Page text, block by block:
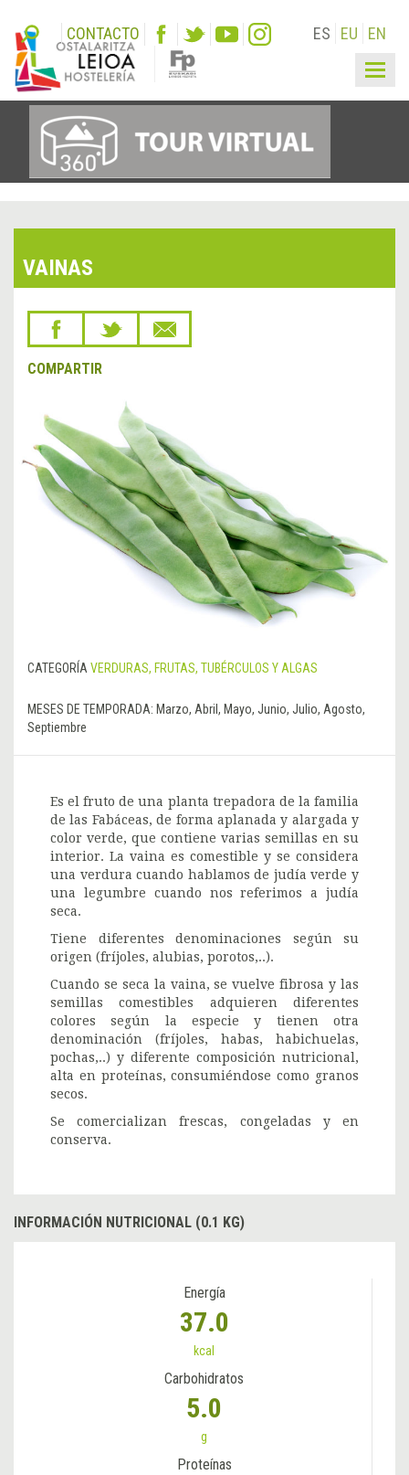
CONTACTO ES EU EN
VAINAS
COMPARTIR
CATEGORÍA VERDURAS, FRUTAS, TUBÉRCULOS Y ALGAS
MESES DE TEMPORADA: Marzo, Abril, Mayo, Junio, Julio, Agosto,
Septiembre
Es el fruto de una planta trepadora de la familia
de las Fabáceas, de forma aplanada y alargada y
color verde, que contiene varias semillas en su
interior. La vaina es comestible y se considera
una verdura cuando hablamos de judía verde y
una legumbre cuando nos referimos a judía
seca.
Tiene diferentes denominaciones según su
origen (fríjoles, alubias, porotos,..).
Cuando se seca la vaina, se vuelve fibrosa y las
semillas comestibles adquieren diferentes
colores según la especie y tienen otra
denominación (fríjoles, habas, habichuelas,
pochas,..) y diferente composición nutricional,
alta en proteínas, consumiéndose como granos
secos.
Se comercializan frescas, congeladas y en
conserva.
INFORMACIÓN NUTRICIONAL (0.1 KG)
Energía
37.0
kcal
Carbohidratos
5.0
g
Proteínas